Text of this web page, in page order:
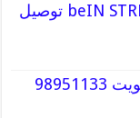
جهاز بي ان ستريم beIN STREAM توصيل
مكتب استخراج فيزا الكويت 98951133